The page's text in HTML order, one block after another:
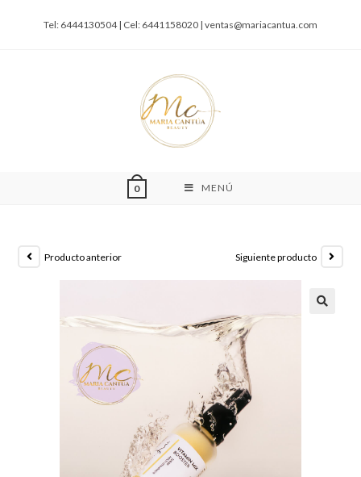
Tel: 6444130504 | Cel: 6441158020 | ventas@mariacantua.com
0 MENÚ
Producto anterior Siguiente producto